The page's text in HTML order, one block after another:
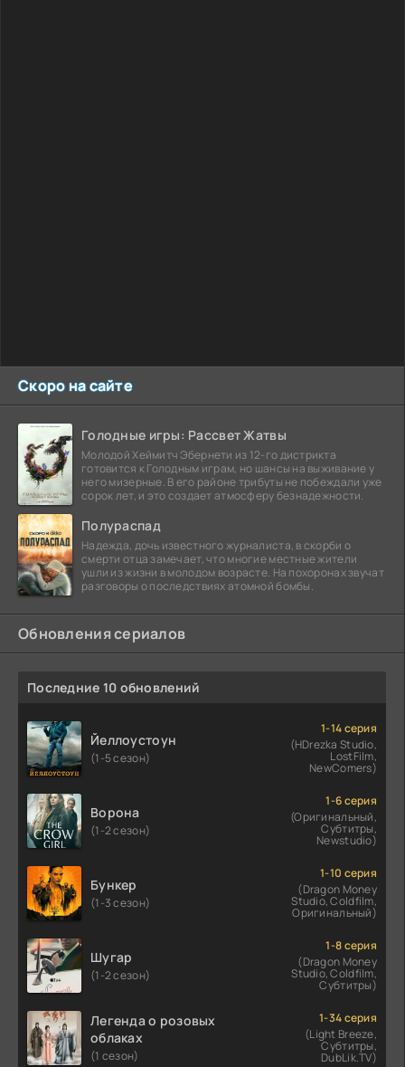
Скоро на сайте
Голодные игры: Рассвет Жатвы
Молодой Хеймитч Эбернети из 12-го дистрикта
готовится к Голодным играм, но шансы на выживание у
него мизерные. В его районе трибуты не побеждали уже
сорок лет, и это создает атмосферу безнадежности.
Полураспад
Надежда, дочь известного журналиста, в скорби о
смерти отца замечает, что многие местные жители
ушли из жизни в молодом возрасте. На похоронах звучат
разговоры о последствиях атомной бомбы.
Обновления сериалов
Последние 10 обновлений
Йеллоустоун
(1-5 сезон)
1-14 серия
(HDrezka Studio,
LostFilm,
NewComers)
Ворона
(1-2 сезон)
1-6 серия
(Оригинальный,
Субтитры,
Newstudio)
Бункер
(1-3 сезон)
1-10 серия
(Dragon Money
Studio, Coldfilm,
Оригинальный)
Шугар
(1-2 сезон)
1-8 серия
(Dragon Money
Studio, Coldfilm,
Субтитры)
Легенда о розовых
облаках
(1 сезон)
1-34 серия
(Light Breeze,
Субтитры,
DubLik.TV)